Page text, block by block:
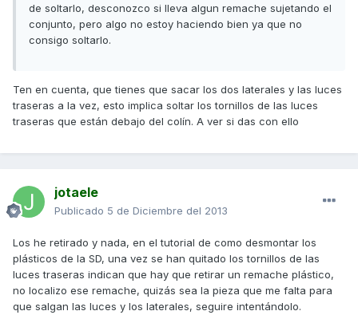
de soltarlo, desconozco si lleva algun remache sujetando el
conjunto, pero algo no estoy haciendo bien ya que no
consigo soltarlo.
Ten en cuenta, que tienes que sacar los dos laterales y las luces
traseras a la vez, esto implica soltar los tornillos de las luces
traseras que están debajo del colín. A ver si das con ello
jotaele
Publicado 5 de Diciembre del 2013
Los he retirado y nada, en el tutorial de como desmontar los
plásticos de la SD, una vez se han quitado los tornillos de las
luces traseras indican que hay que retirar un remache plástico,
no localizo ese remache, quizás sea la pieza que me falta para
que salgan las luces y los laterales, seguire intentándolo.